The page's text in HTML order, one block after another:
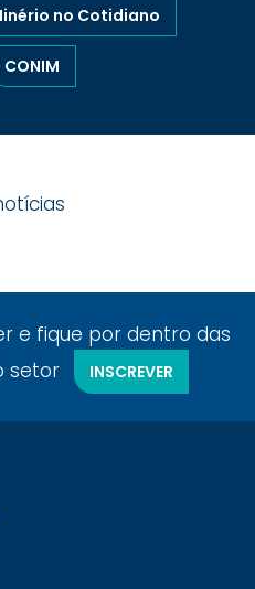
no Cotidiano
CONIM
e fique por dentro das
setor
INSCREVER